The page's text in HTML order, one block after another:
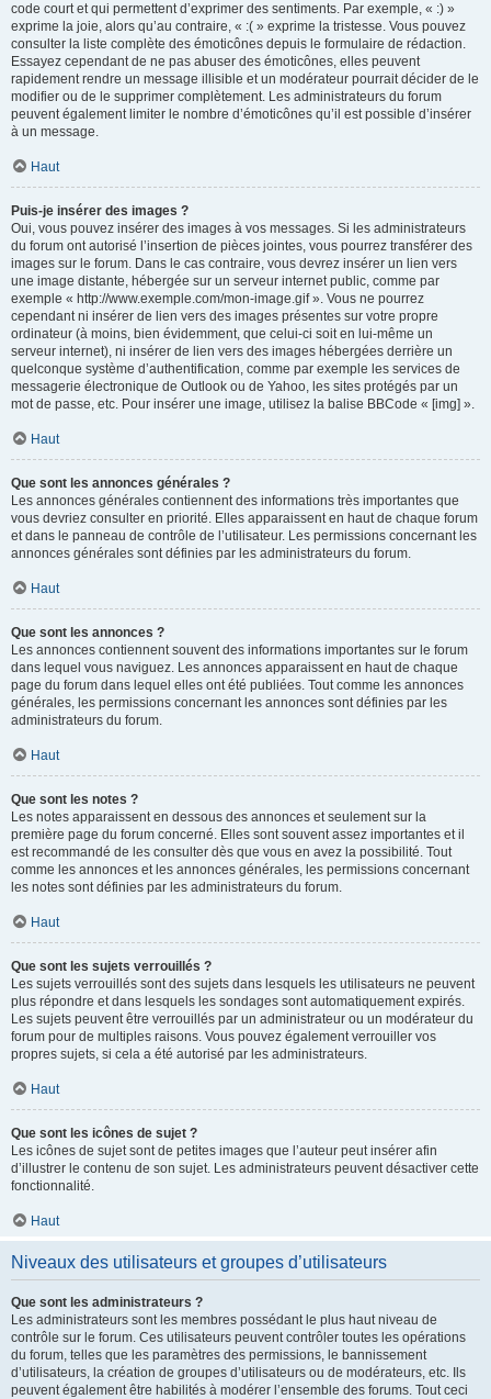
code court et qui permettent d’exprimer des sentiments. Par exemple, « :) »
exprime la joie, alors qu’au contraire, « :( » exprime la tristesse. Vous pouvez
consulter la liste complète des émoticônes depuis le formulaire de rédaction.
Essayez cependant de ne pas abuser des émoticônes, elles peuvent
rapidement rendre un message illisible et un modérateur pourrait décider de le
modifier ou de le supprimer complètement. Les administrateurs du forum
peuvent également limiter le nombre d’émoticônes qu’il est possible d’insérer
à un message.
Haut
Puis-je insérer des images ?
Oui, vous pouvez insérer des images à vos messages. Si les administrateurs
du forum ont autorisé l’insertion de pièces jointes, vous pourrez transférer des
images sur le forum. Dans le cas contraire, vous devrez insérer un lien vers
une image distante, hébergée sur un serveur internet public, comme par
exemple « http://www.exemple.com/mon-image.gif ». Vous ne pourrez
cependant ni insérer de lien vers des images présentes sur votre propre
ordinateur (à moins, bien évidemment, que celui-ci soit en lui-même un
serveur internet), ni insérer de lien vers des images hébergées derrière un
quelconque système d’authentification, comme par exemple les services de
messagerie électronique de Outlook ou de Yahoo, les sites protégés par un
mot de passe, etc. Pour insérer une image, utilisez la balise BBCode « [img] ».
Haut
Que sont les annonces générales ?
Les annonces générales contiennent des informations très importantes que
vous devriez consulter en priorité. Elles apparaissent en haut de chaque forum
et dans le panneau de contrôle de l’utilisateur. Les permissions concernant les
annonces générales sont définies par les administrateurs du forum.
Haut
Que sont les annonces ?
Les annonces contiennent souvent des informations importantes sur le forum
dans lequel vous naviguez. Les annonces apparaissent en haut de chaque
page du forum dans lequel elles ont été publiées. Tout comme les annonces
générales, les permissions concernant les annonces sont définies par les
administrateurs du forum.
Haut
Que sont les notes ?
Les notes apparaissent en dessous des annonces et seulement sur la
première page du forum concerné. Elles sont souvent assez importantes et il
est recommandé de les consulter dès que vous en avez la possibilité. Tout
comme les annonces et les annonces générales, les permissions concernant
les notes sont définies par les administrateurs du forum.
Haut
Que sont les sujets verrouillés ?
Les sujets verrouillés sont des sujets dans lesquels les utilisateurs ne peuvent
plus répondre et dans lesquels les sondages sont automatiquement expirés.
Les sujets peuvent être verrouillés par un administrateur ou un modérateur du
forum pour de multiples raisons. Vous pouvez également verrouiller vos
propres sujets, si cela a été autorisé par les administrateurs.
Haut
Que sont les icônes de sujet ?
Les icônes de sujet sont de petites images que l’auteur peut insérer afin
d’illustrer le contenu de son sujet. Les administrateurs peuvent désactiver cette
fonctionnalité.
Haut
Niveaux des utilisateurs et groupes d’utilisateurs
Que sont les administrateurs ?
Les administrateurs sont les membres possédant le plus haut niveau de
contrôle sur le forum. Ces utilisateurs peuvent contrôler toutes les opérations
du forum, telles que les paramètres des permissions, le bannissement
d’utilisateurs, la création de groupes d’utilisateurs ou de modérateurs, etc. Ils
peuvent également être habilités à modérer l’ensemble des forums. Tout ceci